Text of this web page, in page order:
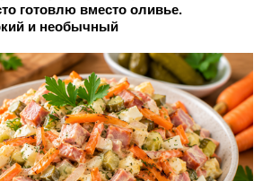
готовлю вместо оливье.
и необычный